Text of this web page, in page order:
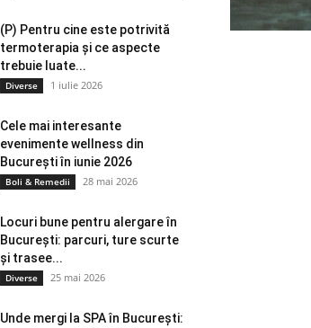
(P) Pentru cine este potrivită
termoterapia și ce aspecte
trebuie luate...
Diverse 1 iulie 2026
Cele mai interesante
evenimente wellness din
București în iunie 2026
Boli & Remedii 28 mai 2026
Locuri bune pentru alergare în
București: parcuri, ture scurte
și trasee...
Diverse 25 mai 2026
Unde mergi la SPA în București: